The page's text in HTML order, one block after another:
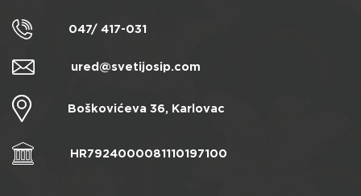
047/ 417-031
ured@svetijosip.com
Boškovićeva 36, Karlovac
HR7924000081110197100